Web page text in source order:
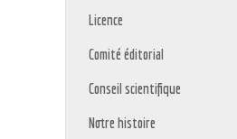
Licence
Comité éditorial
Conseil scientifique
Notre histoire